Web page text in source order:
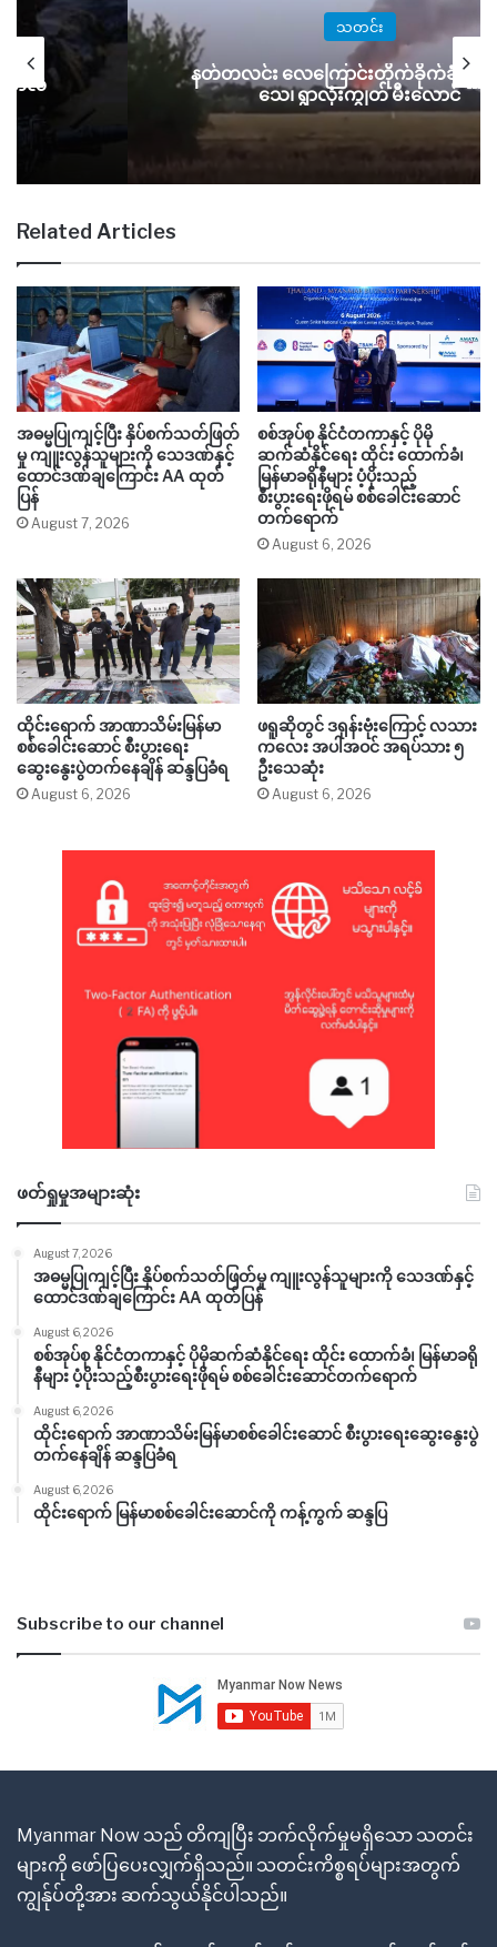
တာလဲ
သတင်း
နတ်တလင်း လေကြောင်းတိုက်ခိုက်ခံရမှု နှ
သေ၊ ရွာလုံးကျွတ် မီးလောင်
Related Articles
အဓမ္မပြုကျင့်ပြီး နှိပ်စက်သတ်ဖြတ်
မှု ကျူးလွန်သူများကို သေဒဏ်နှင့်
ထောင်ဒဏ်ချကြောင်း AA ထုတ်
ပြန်
August 7, 2026
စစ်အုပ်စု နိုင်ငံတကာနှင့် ပိုမို
ဆက်ဆံနိုင်ရေး ထိုင်း ထောက်ခံ၊
မြန်မာခရိုနီများ ပံ့ပိုးသည့်
စီးပွားရေးဖိုရမ် စစ်ခေါင်းဆောင်
တက်ရောက်
August 6, 2026
ထိုင်းရောက် အာဏာသိမ်းမြန်မာ
စစ်ခေါင်းဆောင် စီးပွားရေး
ဆွေးနွေးပွဲတက်နေချိန် ဆန္ဒပြခံရ
August 6, 2026
ဖရူဆိုတွင် ဒရုန်းဗုံးကြောင့် လသား
ကလေး အပါအဝင် အရပ်သား ၅
ဦးသေဆုံး
August 6, 2026
ဖတ်ရှုမှုအများဆုံး
August 7, 2026
အဓမ္မပြုကျင့်ပြီး နှိပ်စက်သတ်ဖြတ်မှု ကျူးလွန်သူများကို သေဒဏ်နှင့်
ထောင်ဒဏ်ချကြောင်း AA ထုတ်ပြန်
August 6, 2026
စစ်အုပ်စု နိုင်ငံတကာနှင့် ပိုမိုဆက်ဆံနိုင်ရေး ထိုင်း ထောက်ခံ၊ မြန်မာခရို
နီများ ပံ့ပိုးသည့်စီးပွားရေးဖိုရမ် စစ်ခေါင်းဆောင်တက်ရောက်
August 6, 2026
ထိုင်းရောက် အာဏာသိမ်းမြန်မာစစ်ခေါင်းဆောင် စီးပွားရေးဆွေးနွေးပွဲ
တက်နေချိန် ဆန္ဒပြခံရ
August 6, 2026
ထိုင်းရောက် မြန်မာစစ်ခေါင်းဆောင်ကို ကန့်ကွက် ဆန္ဒပြ
Subscribe to our channel
Myanmar Now သည် တိကျပြီး ဘက်လိုက်မှုမရှိသော သတင်း
များကို ဖော်ပြပေးလျှက်ရှိသည်။ သတင်းကိစ္စရပ်များအတွက်
ကျွန်ုပ်တို့အား ဆက်သွယ်နိုင်ပါသည်။